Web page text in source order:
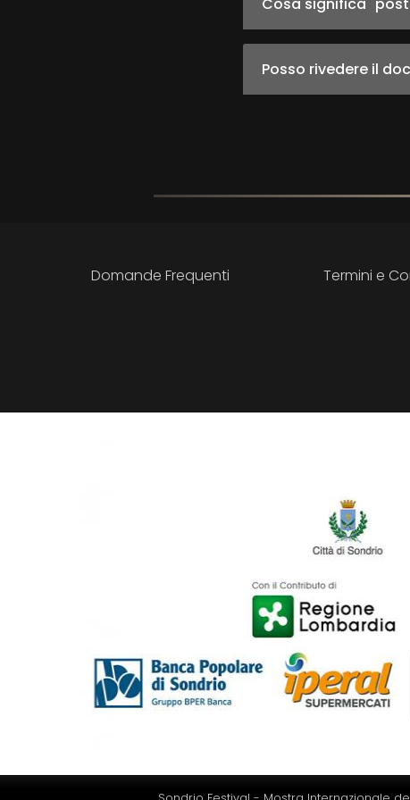
Posso rivedere il
Domande Frequenti Termini e